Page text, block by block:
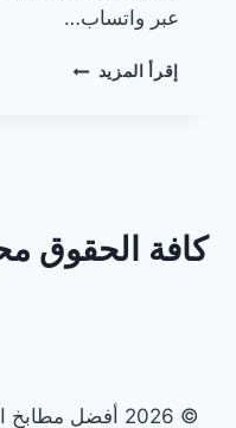
عبر واتساب…
إقرأ المزيد مقارنة
كافة الحقوق